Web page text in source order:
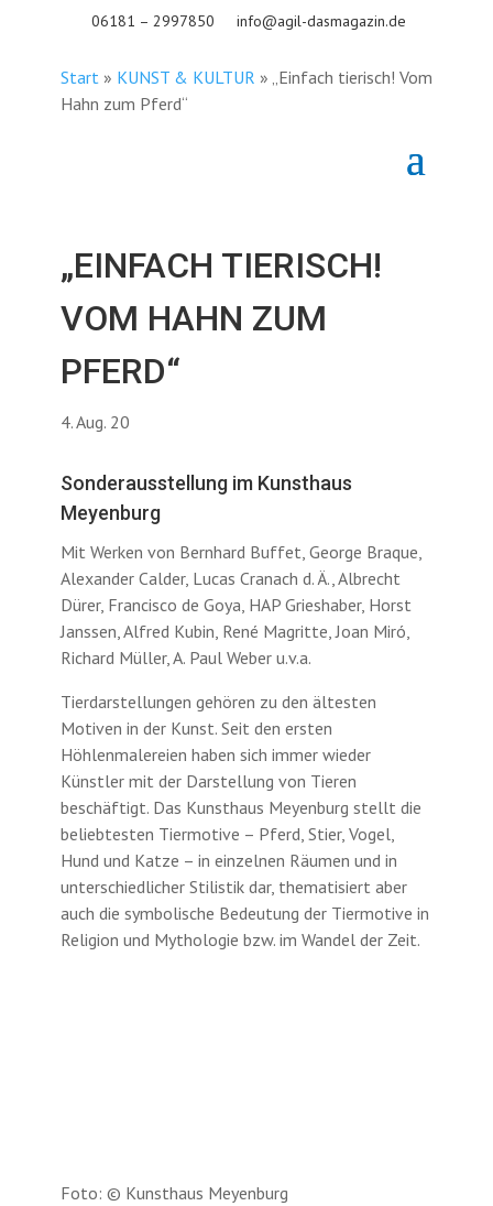
06181 – 2997850 info@agil-dasmagazin.de
Start» KUNST & KULTUR » „Einfach tierisch! Vom
Hahn zum Pferd“
„EINFACH TIERISCH!
VOM HAHN ZUM
PFERD“
4. Aug. 20
Sonderausstellung im Kunsthaus
Meyenburg
Mit Werken von Bernhard Buffet, George Braque,
Alexander Calder, Lucas Cranach d. Ä., Albrecht
Dürer, Francisco de Goya, HAP Grieshaber, Horst
Janssen, Alfred Kubin, René Magritte, Joan Miró,
Richard Müller, A. Paul Weber u.v.a.
Tierdarstellungen gehören zu den ältesten
Motiven in der Kunst. Seit den ersten
Höhlenmalereien haben sich immer wieder
Künstler mit der Darstellung von Tieren
beschäftigt. Das Kunsthaus Meyenburg stellt die
beliebtesten Tiermotive – Pferd, Stier, Vogel,
Hund und Katze – in einzelnen Räumen und in
unterschiedlicher Stilistik dar, thematisiert aber
auch die symbolische Bedeutung der Tiermotive in
Religion und Mythologie bzw. im Wandel der Zeit.
Foto: © Kunsthaus Meyenburg